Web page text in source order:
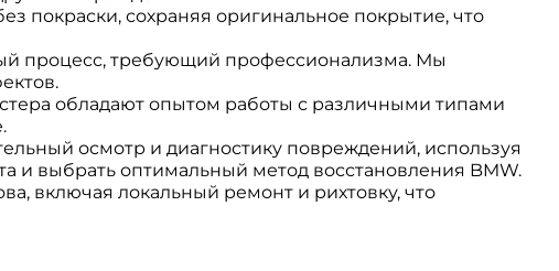
покраски, сохраняя оригинальное покрытие, что
процесс, требующий профессионализма. Мы
обладают опытом работы с различными типами
осмотр и диагностику повреждений, используя
и выбрать оптимальный метод восстановления BMW.
включая локальный ремонт и рихтовку, что